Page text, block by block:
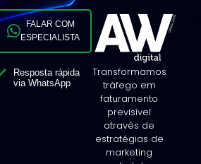
FALAR COM
ESPECIALISTA
Resposta rápida
via WhatsApp
Transformamos
tráfego em
faturamento
previsível
através de
estratégias de
marketing